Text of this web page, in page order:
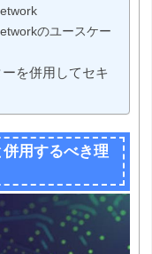
のユースケー
を併用してセキ
用するべき理